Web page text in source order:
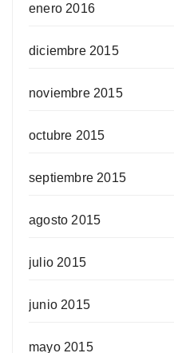
enero 2016
diciembre 2015
noviembre 2015
octubre 2015
septiembre 2015
agosto 2015
julio 2015
junio 2015
mayo 2015